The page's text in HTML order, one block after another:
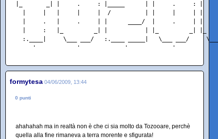
|_       _| |     .     : |_____      | |     .     : |
|     |   |     |     |  /          | |     |     | |
|     .   |     .     | |      ____/  |     .     | |
|     :   |_         _| |           | |_         _| |_
:.____|     \___ ___/   :.____ _____|   \___ ___/
'            '             '             '
formytesa 04/06/2009, 13:44
0 punti
ahahahah ma in realtà non è che ci sia molto da Tozooare, perchè
quella alla fine rimaneva a terra morente e sfigurata!